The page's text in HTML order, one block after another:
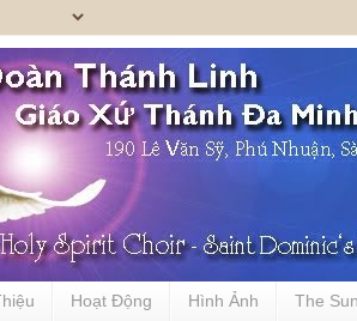
Hoạt Động Hình Ảnh The